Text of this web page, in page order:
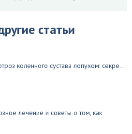
статьи
коленного сустава лопухом: секре...
лечение и советы о том, как